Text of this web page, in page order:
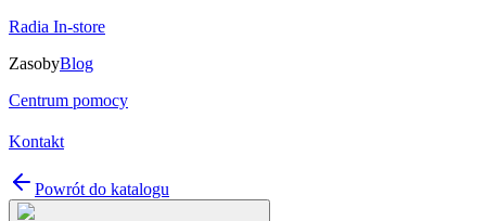
Radia In-store
ZasobyBlog
Centrum pomocy
Kontakt
Powrót do katalogu